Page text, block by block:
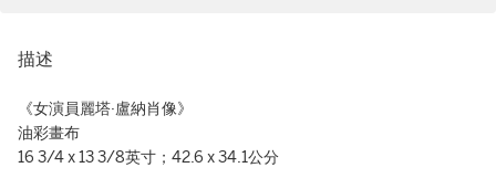
描述
《女演員麗塔·盧納肖像》
油彩畫布
16 3/4 x 13 3/8英寸；42.6 x 34.1公分